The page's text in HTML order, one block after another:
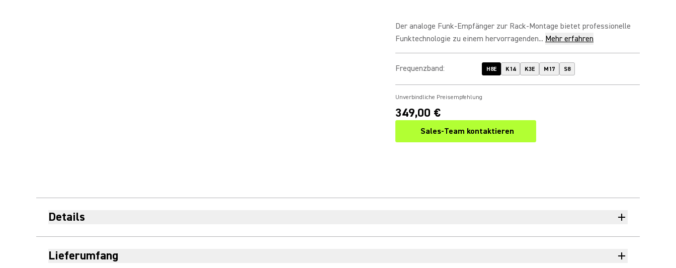
Der analoge Funk-Empfänger zur Rack-Montage bietet professionelle
Funktechnologie zu einem hervorragenden... Mehr erfahren
Frequenzband: H8E K14 K3E M17 S8
Unverbindliche Preisempfehlung
349,00 €
Sales-Team kontaktieren
Details
Lieferumfang